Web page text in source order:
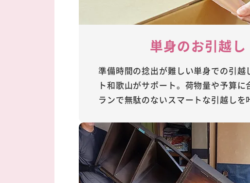
単身のお引越し
準備時間の捻出が難しい単身での引越
ト和歌山がサポート。荷物量や予算に
ランで無駄のないスマートな引越しを